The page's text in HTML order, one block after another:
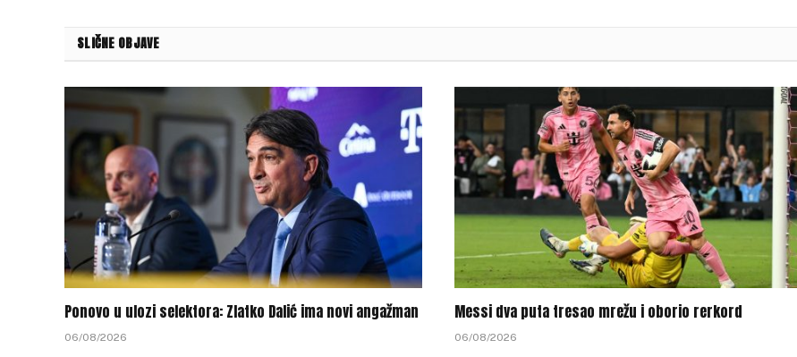
SLIČNE OBJAVE
Ponovo u ulozi selektora: Zlatko Dalić ima novi angažman
06/08/2026
Messi dva puta tresao mrežu i oborio rerkord
06/08/2026